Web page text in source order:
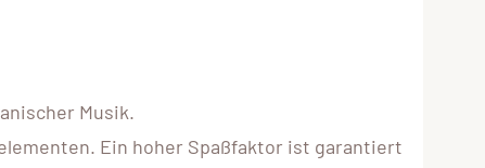
Musik.
Ein hoher Spaßfaktor ist garantiert